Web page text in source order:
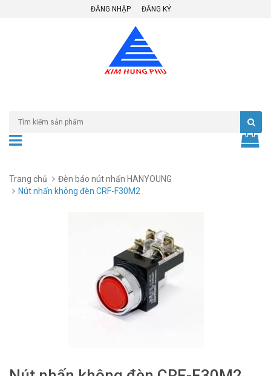
ĐĂNG NHẬP ĐĂNG KÝ
Trang chủ
Đèn báo nút nhấn HANYOUNG
Nút nhấn không đèn CRF-F30M2